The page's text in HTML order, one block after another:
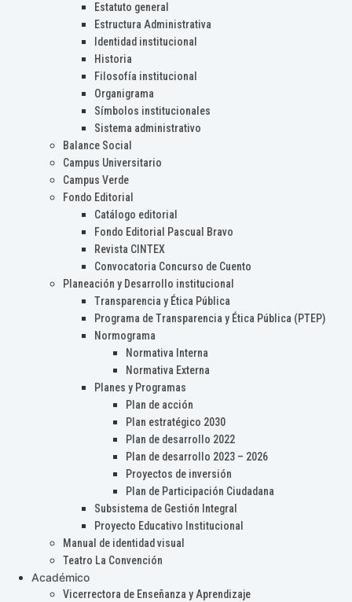
Estatuto general
Estructura Administrativa
Identidad institucional
Historia
Filosofía institucional
Organigrama
Símbolos institucionales
Sistema administrativo
Balance Social
Campus Universitario
Campus Verde
Fondo Editorial
Catálogo editorial
Fondo Editorial Pascual Bravo
Revista CINTEX
Convocatoria Concurso de Cuento
Planeación y Desarrollo institucional
Transparencia y Ética Pública
Programa de Transparencia y Ética Pública (PTEP)
Normograma
Normativa Interna
Normativa Externa
Planes y Programas
Plan de acción
Plan estratégico 2030
Plan de desarrollo 2022
Plan de desarrollo 2023 – 2026
Proyectos de inversión
Plan de Participación Ciudadana
Subsistema de Gestión Integral
Proyecto Educativo Institucional
Manual de identidad visual
Teatro La Convención
Académico
Vicerrectora de Enseñanza y Aprendizaje